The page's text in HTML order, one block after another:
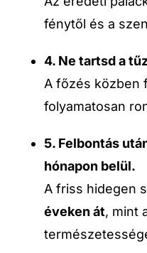
fénytől és a
4. Ne tartsd a
A főzés közben
folyamatosan
5. Felbontás
hónapon belül.
A friss hidegen
éveken át, mint